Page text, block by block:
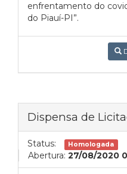
enfrentamento do
do Piauí-PI”.
Dispensa de
Status: Homologada
Abertura: 27/08/2020